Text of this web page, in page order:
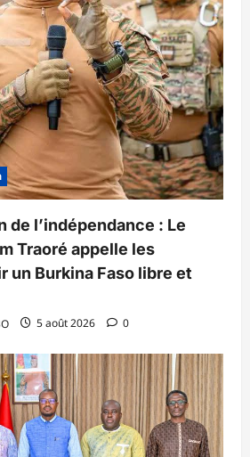
de l’indépendance : Le
Traoré appelle les
un Burkina Faso libre et
5 août 2026 0